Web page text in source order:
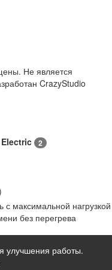
Не является
CrazyStudio
улучшения работы.
2
с максимальной нагрузкой
без перегрева